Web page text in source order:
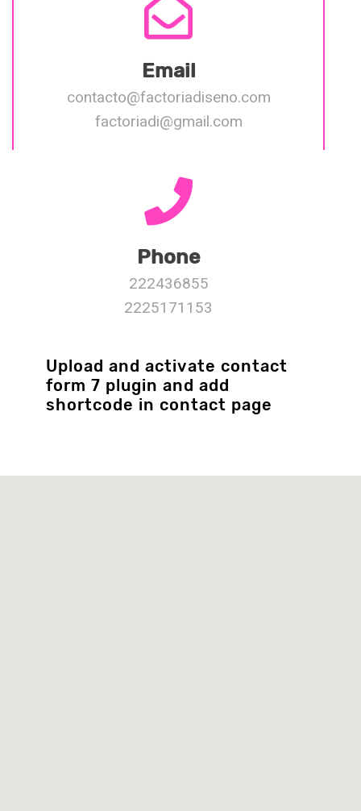
Email
contacto@factoriadiseno.com
factoriadi@gmail.com
Phone
222436855
2225171153
Upload and activate contact
form 7 plugin and add
shortcode in contact page